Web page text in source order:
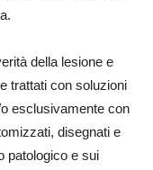
della lesione e
trattati con soluzioni
esclusivamente con
disegnati e
patologico e sui